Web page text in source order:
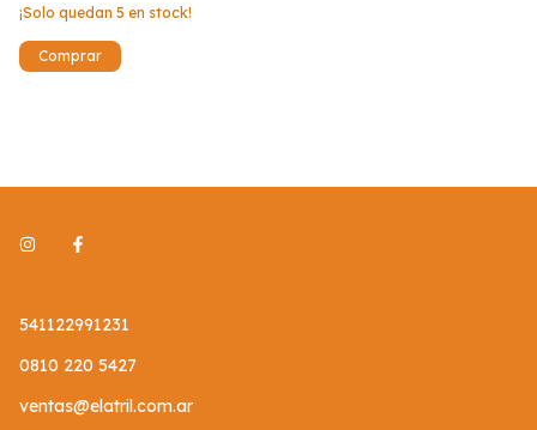
¡Solo quedan 5 en stock!
541122991231
0810 220 5427
ventas@elatril.com.ar